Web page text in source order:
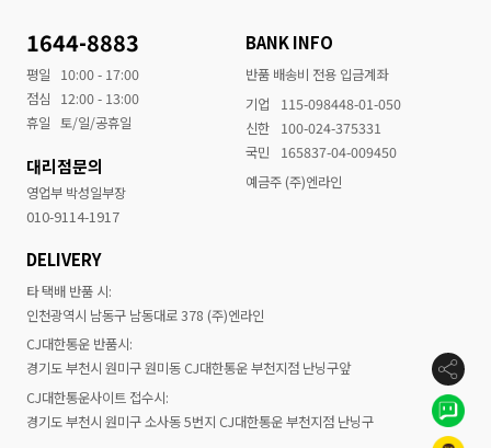
1644-8883
평일
10:00 - 17:00
점심
12:00 - 13:00
휴일 토/일/공휴일
대리점문의
영업부 박성일부장
010-9114-1917
BANK INFO
반품 배송비 전용 입금계좌
기업
115-098448-01-050
신한
100-024-375331
국민
165837-04-009450
예금주 (주)엔라인
DELIVERY
타 택배 반품 시:
인천광역시 남동구 남동대로 378 (주)엔라인
CJ대한통운 반품시:
경기도 부천시 원미구 원미동 CJ대한통운 부천지점 난닝구앞
CJ대한통운사이트 접수시:
경기도 부천시 원미구 소사동 5번지 CJ대한통운 부천지점 난닝구